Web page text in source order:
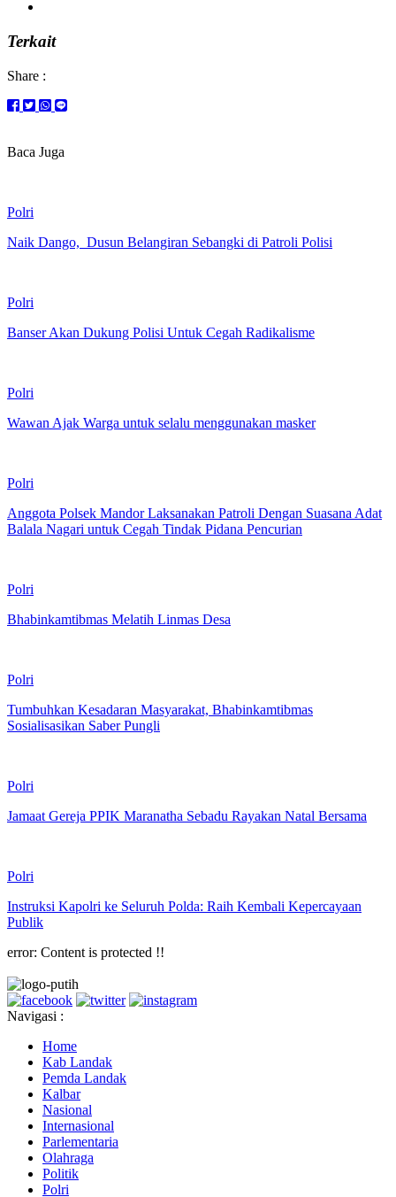
Terkait
Share :
Baca Juga
Polri
Naik Dango, Dusun Belangiran Sebangki di Patroli Polisi
Polri
Banser Akan Dukung Polisi Untuk Cegah Radikalisme
Polri
Wawan Ajak Warga untuk selalu menggunakan masker
Polri
Anggota Polsek Mandor Laksanakan Patroli Dengan Suasana Adat
Balala Nagari untuk Cegah Tindak Pidana Pencurian
Polri
Bhabinkamtibmas Melatih Linmas Desa
Polri
Tumbuhkan Kesadaran Masyarakat, Bhabinkamtibmas
Sosialisasikan Saber Pungli
Polri
Jamaat Gereja PPIK Maranatha Sebadu Rayakan Natal Bersama
Polri
Instruksi Kapolri ke Seluruh Polda: Raih Kembali Kepercayaan
Publik
error: Content is protected !!
Navigasi :
Home
Kab Landak
Pemda Landak
Kalbar
Nasional
Internasional
Parlementaria
Olahraga
Politik
Polri